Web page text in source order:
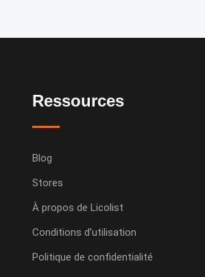
Ressources
Blog
Stores
À propos de Licolist
Conditions d’utilisation
Politique de confidentialité